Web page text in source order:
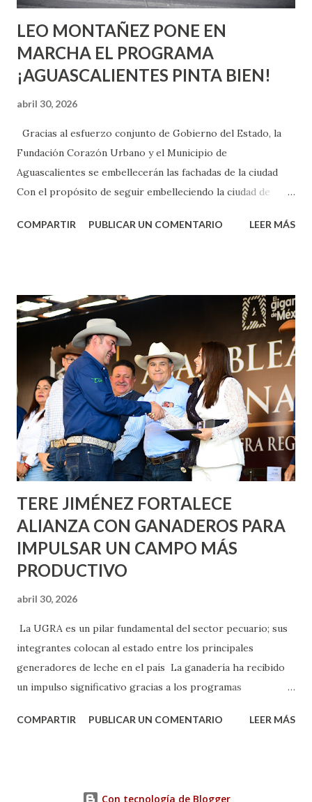
LEO MONTAÑEZ PONE EN
MARCHA EL PROGRAMA
¡AGUASCALIENTES PINTA BIEN!
abril 30, 2026
Gracias al esfuerzo conjunto de Gobierno del Estado, la
Fundación Corazón Urbano y el Municipio de
Aguascalientes se embellecerán las fachadas de la ciudad
Con el propósito de seguir embelleciendo la ciudad de
municipal, Leo Montañez dio inicio al programa
Corazón Urbano y el Municipio capital. Leo Montañez
informó que en este programa se usarán cerca de 90 mil
metros cuadrados de pintura, para dar inicio en la calle
Nieto, entre Jesús F. Elizondo y la calle 22 de Octubre, con
lo que se aplicará pintura en 66 casas. Posteriormente se
llevará este programa a Villas de Nuestra Señora de la
Asunción, Avenida Alameda y Decreto 27 de Septiembre, en
los edificios FOVISSSTE Ojo de Agua, en la comunidad
Norias de Paso Hondo y en los edificios de...
COMPARTIR PUBLICAR UN COMENTARIO LEER MÁS
TERE JIMÉNEZ FORTALECE
ALIANZA CON GANADEROS PARA
IMPULSAR UN CAMPO MÁS
PRODUCTIVO
abril 30, 2026
La UGRA es un pilar fundamental del sector pecuario; sus
integrantes colocan al estado entre los principales
generadores de leche en el país La ganadería ha recibido
un impulso significativo gracias a los programas
muestra de su respaldo firme y decidido al campo, la
COMPARTIR PUBLICAR UN COMENTARIO LEER MÁS
Con tecnología de Blogger